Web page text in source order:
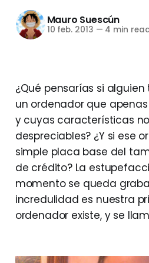
Mauro Suescún
10 feb. 2013 — 4 min
¿Qué pensarías si
un ordenador que
y cuyas características
despreciables? ¿Y si ese
simple placa base del
de crédito? La
momento se queda
incredulidad es nuestra
ordenador existe, y se